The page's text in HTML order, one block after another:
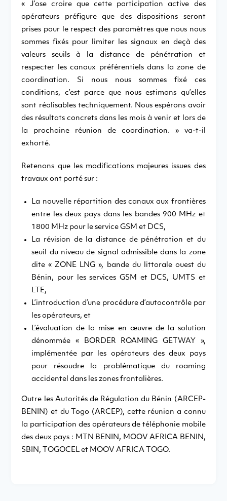
« J’ose croire que cette participation active des
opérateurs préfigure que des dispositions seront
prises pour le respect des paramètres que nous nous
sommes fixés pour limiter les signaux en deçà des
valeurs seuils à la distance de pénétration et
respecter les canaux préférentiels dans la zone de
coordination. Si nous nous sommes fixé ces
conditions, c’est parce que nous estimons qu’elles
sont réalisables techniquement. Nous espérons avoir
des résultats concrets dans les mois à venir et lors de
la prochaine réunion de coordination. » va-t-il
exhorté.
Retenons que les modifications majeures issues des
travaux ont porté sur :
La nouvelle répartition des canaux aux frontières
entre les deux pays dans les bandes 900 MHz et
1800 MHz pour le service GSM et DCS,
La révision de la distance de pénétration et du
seuil du niveau de signal admissible dans la zone
dite « ZONE LNG », bande du littorale ouest du
Bénin, pour les services GSM et DCS, UMTS et
LTE,
L’introduction d’une procédure d’autocontrôle par
les opérateurs, et
L’évaluation de la mise en œuvre de la solution
dénommée « BORDER ROAMING GETWAY »,
implémentée par les opérateurs des deux pays
pour résoudre la problématique du roaming
accidentel dans les zones frontalières.
Outre les Autorités de Régulation du Bénin (ARCEP-
BENIN) et du Togo (ARCEP), cette réunion a connu
la participation des opérateurs de téléphonie mobile
des deux pays : MTN BENIN, MOOV AFRICA BENIN,
SBIN, TOGOCEL et MOOV AFRICA TOGO.